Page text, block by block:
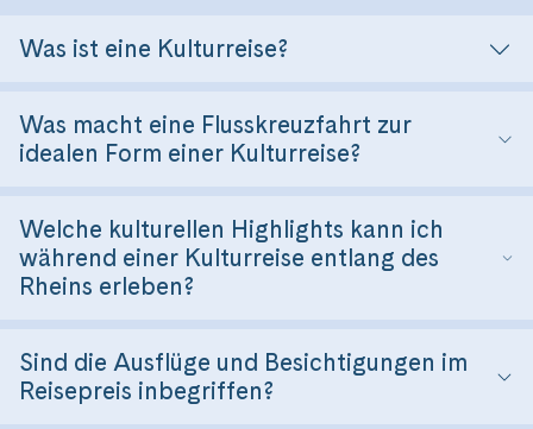
Was ist eine Kulturreise?
Was macht eine Flusskreuzfahrt zur
idealen Form einer Kulturreise?
Welche kulturellen Highlights kann ich
während einer Kulturreise entlang des
Rheins erleben?
Sind die Ausflüge und Besichtigungen im
Reisepreis inbegriffen?